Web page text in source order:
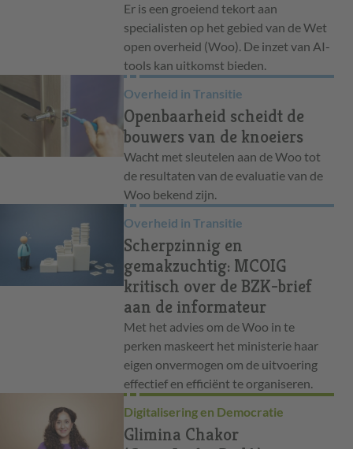
Er is een groeiend tekort aan
specialisten op het gebied van de Wet
open overheid (Woo). De inzet van AI-
tools kan uitkomst bieden.
Overheid in Transitie
Openbaarheid scheidt de
bouwers van de knoeiers
Wacht met sleutelen aan de Woo tot
de resultaten van de evaluatie van de
Woo bekend zijn.
Overheid in Transitie
Scherpzinnig en
gemakzuchtig: MCOIG
kritisch over de BZK-brief
aan de informateur
Met het advies om de Woo in te
perken maskeert het ministerie haar
eigen onvermogen om de uitvoering
effectief en efficiënt te organiseren.
Digitalisering en Democratie
Glimina Chakor